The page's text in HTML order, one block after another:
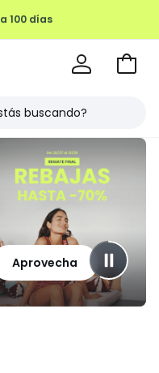
100 días
Ir
Aprovecha